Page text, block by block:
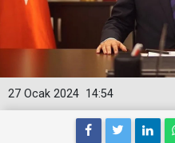
14:54
27 Ocak 2024